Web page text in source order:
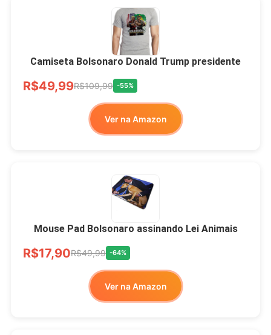
Camiseta Bolsonaro Donald Trump presidente
R$49,99R$109,99 -55%
Ver na Amazon
Mouse Pad Bolsonaro assinando Lei Animais
R$17,90R$49,99 -64%
Ver na Amazon